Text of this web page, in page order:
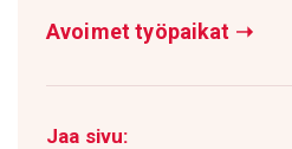
Avoimet työpaikat ➝
Jaa sivu: